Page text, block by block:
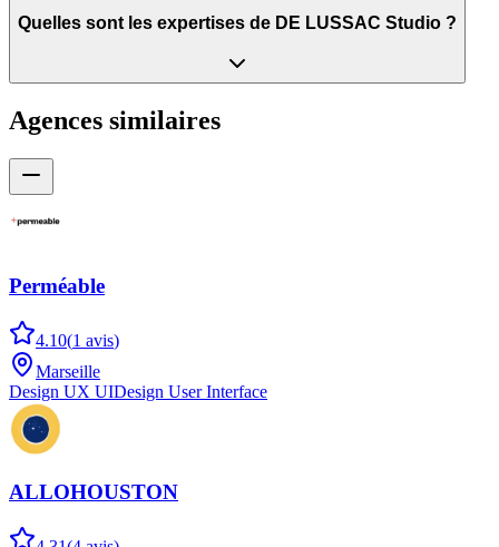
Quelles sont les expertises de DE LUSSAC Studio ?
Agences similaires
Perméable
4.10(1 avis)
Marseille
Design UX UIDesign User Interface
ALLOHOUSTON